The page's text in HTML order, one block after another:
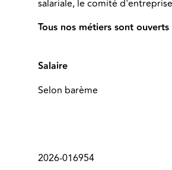
salariale, le comité
Tous nos métiers sont
Salaire
Selon barème
2026-016954